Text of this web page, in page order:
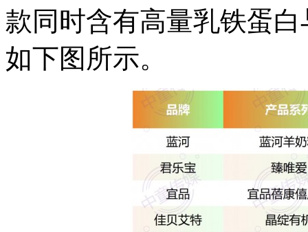
款同时含有高量乳铁蛋
如下图所示。